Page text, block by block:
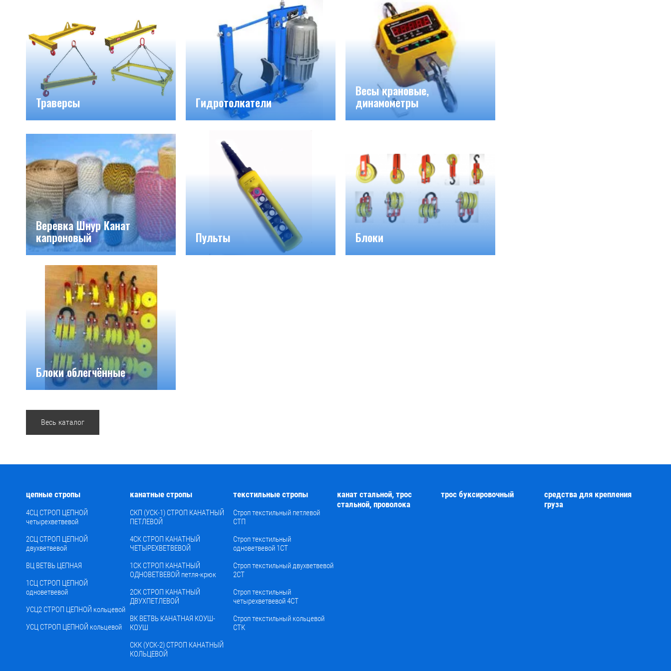
Траверсы Гидротолкатели
Весы крановые,
динамометры
Веревка Шнур Канат
капроновый Пульты Блоки
Блоки облегчённые
Весь каталог
цепные стропы
4СЦ СТРОП ЦЕПНОЙ
четырехветвевой
2СЦ СТРОП ЦЕПНОЙ
двухветвевой
ВЦ ВЕТВЬ ЦЕПНАЯ
1СЦ СТРОП ЦЕПНОЙ
одноветвевой
УСЦ2 СТРОП ЦЕПНОЙ кольцевой
УСЦ СТРОП ЦЕПНОЙ кольцевой
канатные стропы
СКП (УСК-1) СТРОП КАНАТНЫЙ
ПЕТЛЕВОЙ
4СК СТРОП КАНАТНЫЙ
ЧЕТЫРЕХВЕТВЕВОЙ
1СК СТРОП КАНАТНЫЙ
ОДНОВЕТВЕВОЙ петля-крюк
2СК СТРОП КАНАТНЫЙ
ДВУХПЕТЛЕВОЙ
ВК ВЕТВЬ КАНАТНАЯ КОУШ-
КОУШ
СКК (УСК-2) СТРОП КАНАТНЫЙ
КОЛЬЦЕВОЙ
текстильные стропы
Строп текстильный петлевой
СТП
Строп текстильный
одноветвевой 1СТ
Строп текстильный двухветвевой
2СТ
Строп текстильный
четырехветвевой 4СТ
Строп текстильный кольцевой
СТК
канат стальной, трос
стальной, проволока
трос буксировочный
средства для крепления
груза